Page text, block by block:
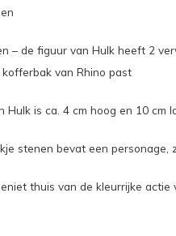
– de figuur van Hulk heeft 2
van Rhino past
Hulk is ca. 4 cm hoog en 10 cm
stenen bevat een
thuis van de kleurrijke